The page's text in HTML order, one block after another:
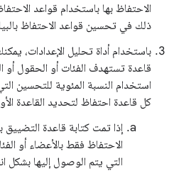
الاحتفاظ بها باستخدام قواعد
ذلك في تحسين قواعد الاحتفاظ
باستخدام أداة تحليل الإعدادات،
قاعدة تستهدف الفئات أو الحقول أو
استخدام النسبة المئوية للتحسين
كل قاعدة احتفاظ لتحديد القاعدة
إذا تمت كتابة قاعدة التضييق
الاحتفاظ فقط بالأعضاء أو
التي يتم الوصول إليها بشكل